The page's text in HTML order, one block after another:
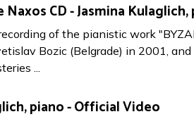
CD - Jasmina Kulaglich,
of the pianistic work
Bozic (Belgrade) in 2001,
...
piano - Official Video